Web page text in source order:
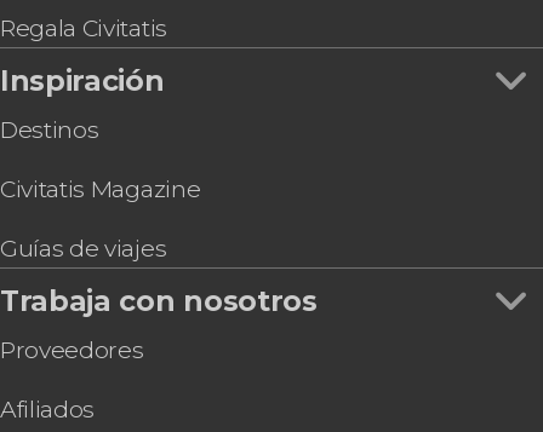
Regala Civitatis
Inspiración
Destinos
Civitatis Magazine
Guías de viajes
Trabaja con nosotros
Proveedores
Afiliados